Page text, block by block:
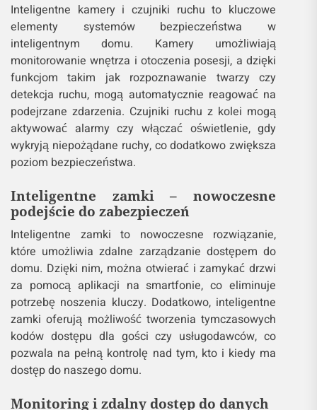
Inteligentne kamery i czujniki ruchu to kluczowe
elementy systemów bezpieczeństwa w
inteligentnym domu. Kamery umożliwiają
monitorowanie wnętrza i otoczenia posesji, a dzięki
funkcjom takim jak rozpoznawanie twarzy czy
detekcja ruchu, mogą automatycznie reagować na
podejrzane zdarzenia. Czujniki ruchu z kolei mogą
aktywować alarmy czy włączać oświetlenie, gdy
wykryją niepożądane ruchy, co dodatkowo zwiększa
poziom bezpieczeństwa.
Inteligentne zamki – nowoczesne
podejście do zabezpieczeń
Inteligentne zamki to nowoczesne rozwiązanie,
które umożliwia zdalne zarządzanie dostępem do
domu. Dzięki nim, można otwierać i zamykać drzwi
za pomocą aplikacji na smartfonie, co eliminuje
potrzebę noszenia kluczy. Dodatkowo, inteligentne
zamki oferują możliwość tworzenia tymczasowych
kodów dostępu dla gości czy usługodawców, co
pozwala na pełną kontrolę nad tym, kto i kiedy ma
dostęp do naszego domu.
Monitoring i zdalny dostęp do danych